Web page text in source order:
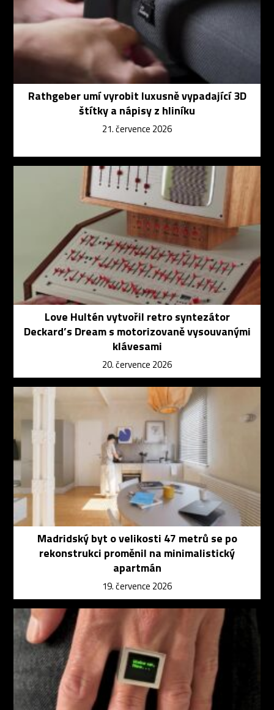
Rathgeber umí vyrobit luxusně vypadající 3D
štítky a nápisy z hliníku
21. července 2026
Love Hultén vytvořil retro syntezátor
Deckard’s Dream s motorizovaně vysouvanými
klávesami
20. července 2026
Madridský byt o velikosti 47 metrů se po
rekonstrukci proměnil na minimalistický
apartmán
19. července 2026